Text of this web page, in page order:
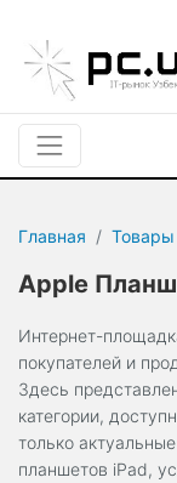
Главная Товары
Apple
Интернет-
покупателей и
Здесь
категории,
только
планшетов iPad,